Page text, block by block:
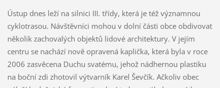
Ústup dnes leží na silnici III. třídy, která je též významnou
cyklotrasou. Návštěvníci mohou v dolní části obce obdivovat
několik zachovalých objektů lidové architektury. V jejím
centru se nachází nově opravená kaplička, která byla v roce
2006 zasvěcena Duchu svatému, jehož nádhernou plastiku
na boční zdi zhotovil výtvarník Karel Ševčík. Ačkoliv obec